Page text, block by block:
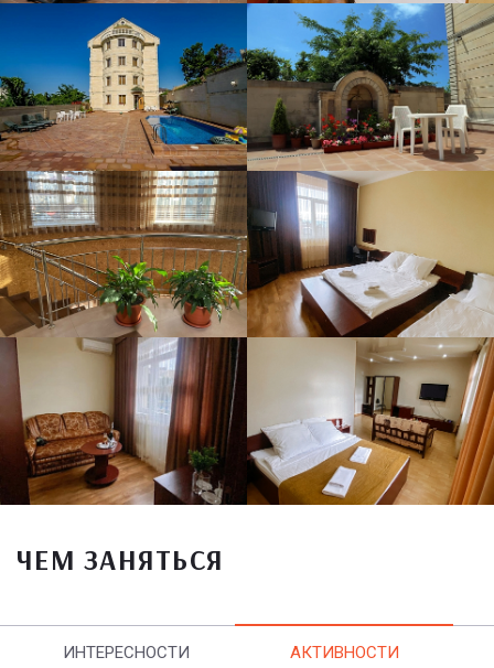
ЧЕМ ЗАНЯТЬСЯ
ИНТЕРЕСНОСТИ АКТИВНОСТИ